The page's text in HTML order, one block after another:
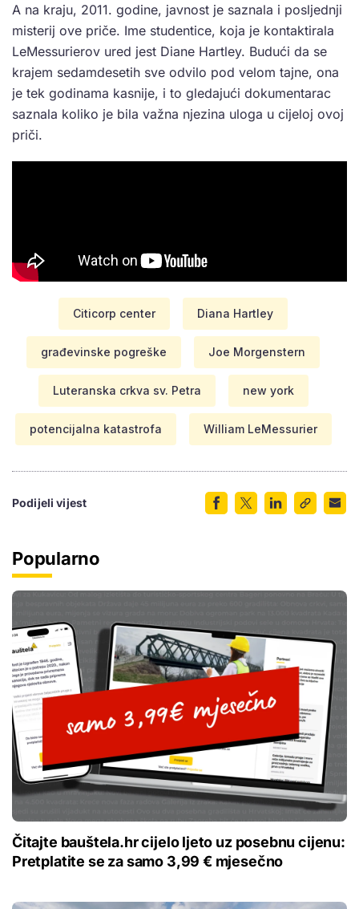
A na kraju, 2011. godine, javnost je saznala i posljednji
misterij ove priče. Ime studentice, koja je kontaktirala
LeMessurierov ured jest Diane Hartley. Budući da se
krajem sedamdesetih sve odvilo pod velom tajne, ona
je tek godinama kasnije, i to gledajući dokumentarac
saznala koliko je bila važna njezina uloga u cijeloj ovoj
priči.
Citicorp center Diana Hartley
građevinske pogreške Joe Morgenstern
Luteranska crkva sv. Petra new york
potencijalna katastrofa William LeMessurier
Podijeli vijest
Popularno
Čitajte bauštela.hr cijelo ljeto uz posebnu cijenu:
Pretplatite se za samo 3,99 € mjesečno